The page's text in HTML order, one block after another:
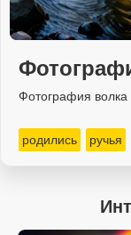
Фотография волка
родились ручья